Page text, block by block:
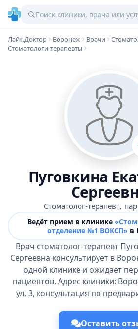
Лайк.Доктор Воронеж Врачи
Стоматологи-терапевты
Пуговкина
Стоматолог-терапевт,
Ведёт прием в клинике
отделение №1 ВОКСП» в
Врач стоматолог-терапевт
Сергеевна консультирует в
одной клинике и ожидает
пациентов. Адрес клиники:
ул, 3, консультация по
Оставить